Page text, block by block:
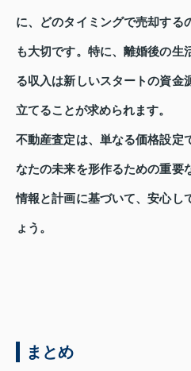
に、どのタイミングで売却する
も大切です。特に、離婚後の生
る収入は新しいスタートの資金
立てることが求められます。
不動産査定は、単なる価格設定
なたの未来を形作るための重要
情報と計画に基づいて、安心し
ょう。
まとめ